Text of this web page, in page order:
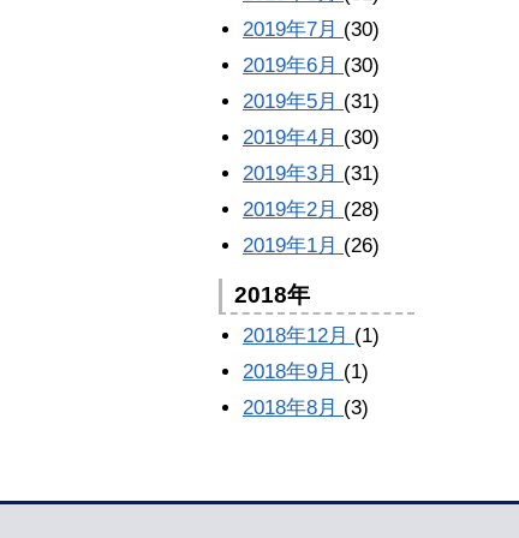
2019年7月 (30)
2019年6月 (30)
2019年5月 (31)
2019年4月 (30)
2019年3月 (31)
2019年2月 (28)
2019年1月 (26)
2018年
2018年12月 (1)
2018年9月 (1)
2018年8月 (3)